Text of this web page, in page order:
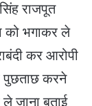
राजपूत
को भगाकर ले
कर आरोपी
पुछताछ करने
जाना बताई